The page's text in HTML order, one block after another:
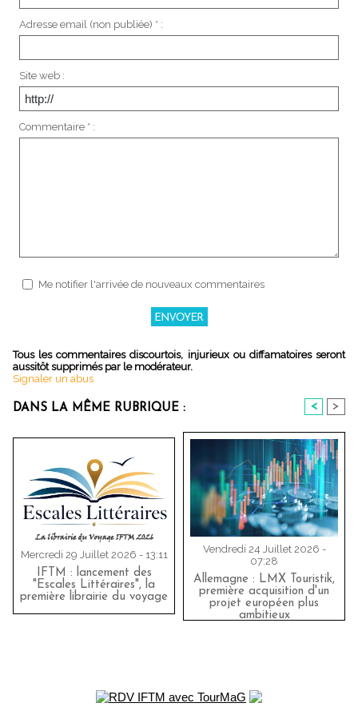
Adresse email (non publiée) * :
Site web :
Commentaire * :
Me notifier l'arrivée de nouveaux commentaires
Tous les commentaires discourtois, injurieux ou diffamatoires seront
aussitôt supprimés par le modérateur.
Signaler un abus
DANS LA MÊME RUBRIQUE : < >
Mercredi 29 Juillet 2026 - 13:11
IFTM : lancement des
"Escales Littéraires", la
première librairie du voyage
Vendredi 24 Juillet 2026 -
07:28
Allemagne : LMX Touristik,
première acquisition d'un
projet européen plus
ambitieux